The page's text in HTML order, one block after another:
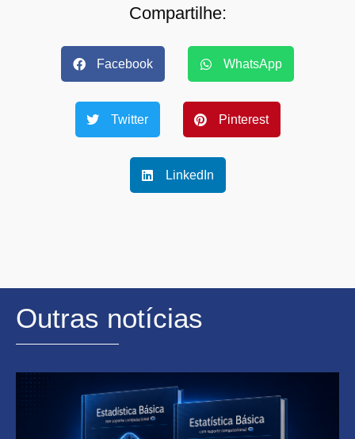
Compartilhe:
Facebook WhatsApp
Twitter Pinterest
LinkedIn
Outras notícias